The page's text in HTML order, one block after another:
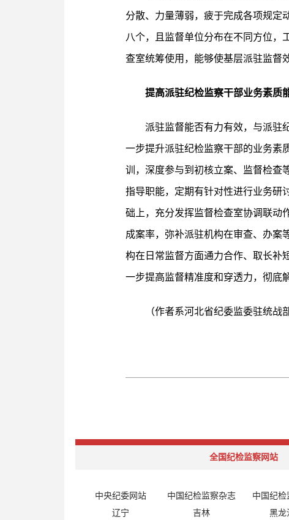
分散、力量薄弱，疲于完成各项规定
八个，且监督单位分布在不同方位，
查室统筹使用，能够使基层派驻监督
提高派驻纪检监察干部业务素质
派驻监督能否有力有效，与派驻
一步提升派驻纪检监察干部的业务素
训，深度参与到初核立案、监督检查
指导职能，定期有针对性进行业务研
础上，充分发挥监督检查室协调联动
成案率，弥补派驻机构在审查、办案
构在日常监督方面通力合作、取长补
一步提高监督精准度和穿透力，彻底
（作者系河北省纪委监委驻统战
全国纪检监察网站
中央纪委网站 中国纪检监察杂志 中国纪检
辽宁
吉林 黑龙